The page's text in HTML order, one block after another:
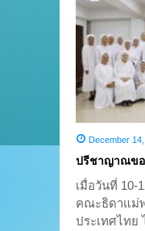
December
ปรีชาญาณข
เมื่อวันที่ 10-
คณะธิดาแม่
ประเทศไทย